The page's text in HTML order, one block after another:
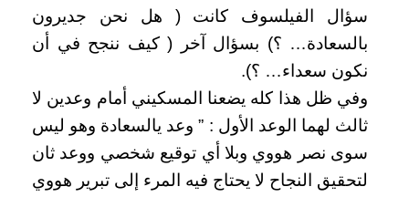
سؤال الفيلسوف كانت ( هل نحن جديرون
بالسعادة… ؟) بسؤال آخر ( كيف ننجح في أن
نكون سعداء… ؟).
وفي ظل هذا كله يضعنا المسكيني أمام وعدين لا
ثالث لهما الوعد الأول : ” وعد يالسعادة وهو ليس
سوى نصر هووي وبلا أي توقيع شخصي ووعد ثان
لتحقيق النجاح لا يحتاج فيه المرء إلى تبرير هووي